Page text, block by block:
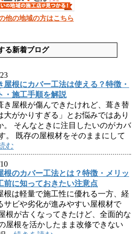
他の地域の方はこちら
る新着ブログ
屋根にカバー工法は使える？特徴・
・施工手順を解説
き屋根が傷んできたけれど、葺き替
大がかりすぎる」とお悩みではあり
。 そんなときに注目したいのがカバ
。 既存の屋根材をそのままにして
む
根のカバー工法とは？特徴・メリッ
前に知っておきたい注意点
根は軽量で施工性に優れる一方、経
サビや劣化が進みやすい屋根材で
根が古くなってきたけど、全面的な
屋根を活かしたまま改修できない